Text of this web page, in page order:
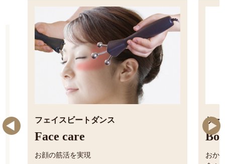
サーモ・シェイプ
Body care
おかげさまでサーモ・シェイプ2万人突破記